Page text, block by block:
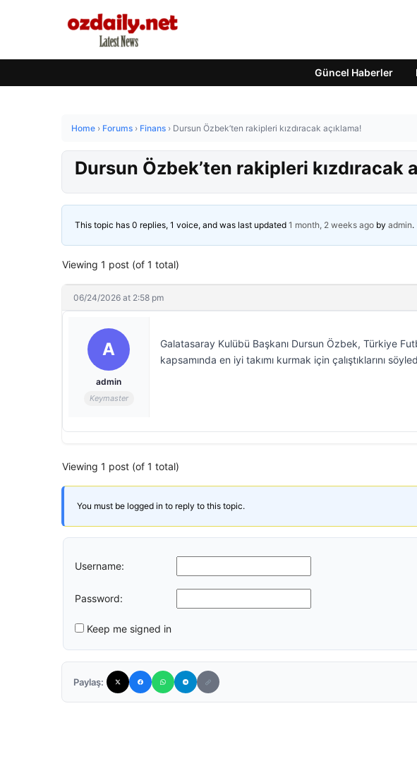
Güncel Haberler
Home › Forums › Finans › Dursun Özbek’ten rakipleri kızdıracak açıklama!
Dursun Özbek’ten rakipleri kızdıracak
This topic has 0 replies, 1 voice, and was last updated 1 month, 2 weeks ago by admin.
Viewing 1 post (of 1 total)
06/24/2026 at 2:58 pm
A
admin
Keymaster
Galatasaray Kulübü Başkanı Dursun Özbek, Türkiye
kapsamında en iyi takımı kurmak için çalıştıklarını
Viewing 1 post (of 1 total)
You must be logged in to reply to this topic.
Username:
Password:
Keep me signed in
Paylaş: